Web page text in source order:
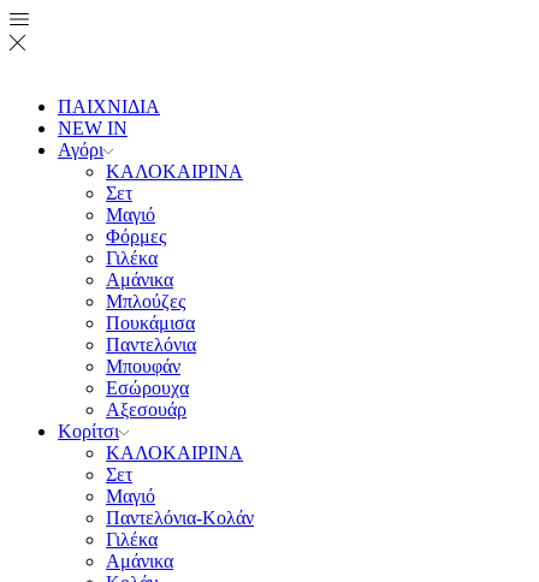
ΠΑΙΧΝΙΔΙΑ
NEW IN
Αγόρι
ΚΑΛΟΚΑΙΡΙΝΑ
Σετ
Μαγιό
Φόρμες
Γιλέκα
Αμάνικα
Μπλούζες
Πουκάμισα
Παντελόνια
Μπουφάν
Εσώρουχα
Αξεσουάρ
Κορίτσι
ΚΑΛΟΚΑΙΡΙΝΑ
Σετ
Μαγιό
Παντελόνια-Κολάν
Γιλέκα
Αμάνικα